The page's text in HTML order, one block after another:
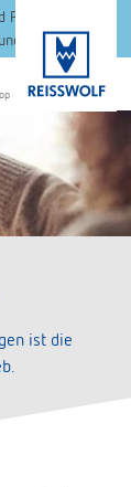
richten
ist die